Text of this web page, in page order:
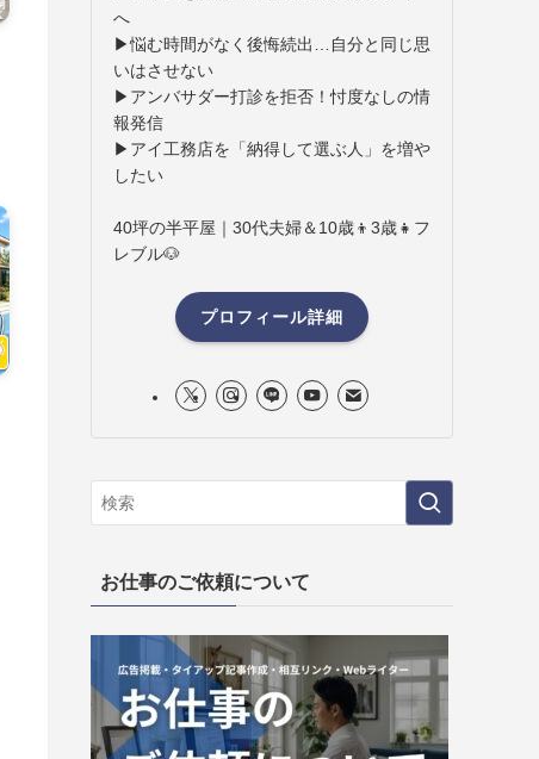
へ
▶悩む時間がなく後悔続出…自分と同じ思
いはさせない
▶アンバサダー打診を拒否！忖度なしの情
報発信
▶アイ工務店を「納得して選ぶ人」を増や
したい
40坪の半平屋｜30代夫婦＆10歳👦3歳👧フ
レブル🐶
プロフィール詳細
お仕事のご依頼について